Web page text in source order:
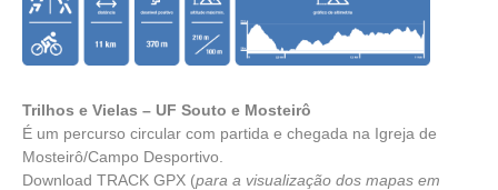
Trilhos e Vielas – UF Souto e Mosteirô
É um percurso circular com partida e chegada na Igreja de
Mosteirô/Campo Desportivo.
Download TRACK GPX (para a visualização dos mapas em